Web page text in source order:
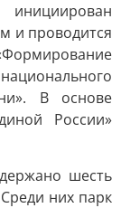
и проводится
В основе
России»
шесть
них парк